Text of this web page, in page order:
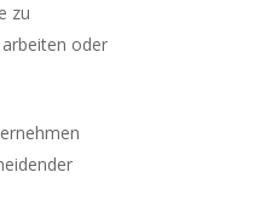
zu
oder